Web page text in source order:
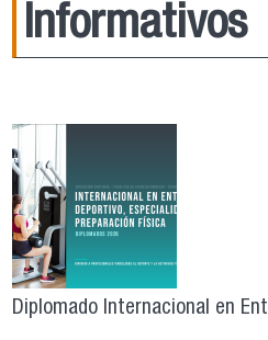
Informativos
Diplomado Internacional en